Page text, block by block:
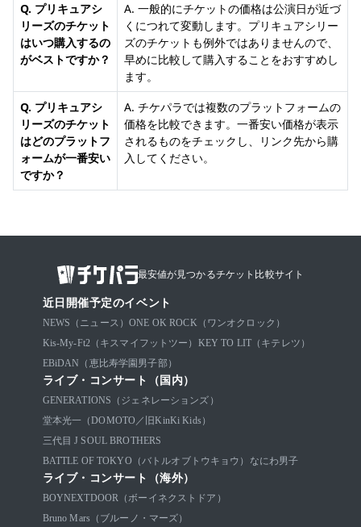
Q. プリキュアシ
リーズのチケット
はいつ購入するの
がベストですか？
A. 一般的にチケットの価格は公演日が近づ
くにつれて変動します。プリキュアシリー
ズのチケットも例外ではありませんので、
早めに比較して購入することをおすすめし
ます。
Q. プリキュアシ
リーズのチケット
はどのプラットフ
ォームが一番安い
ですか？
A. チケパラでは複数のプラットフォームの
価格を比較できます。一番安い価格が表示
されるものをチェックし、リンク先から購
入してください。
最安値が見つかるチケット比較サイト
近日開催予定のイベント
NEWS（ニュース） ONE OK ROCK（ワンオクロック）
Kis-My-Ft2（キスマイフットツー） KEY TO LIT（キテレツ）
EBiDAN（恵比寿学園男子部）
ライブ・コンサート（国内）
GENERATIONS（ジェネレーションズ）
堂本光一（DOMOTO／旧KinKi Kids）
三代目 J SOUL BROTHERS
BATTLE OF TOKYO（バトルオブトウキョウ）
なにわ男子
ライブ・コンサート（海外）
BOYNEXTDOOR（ボーイネクストドア）
Bruno Mars（ブルーノ・マーズ）